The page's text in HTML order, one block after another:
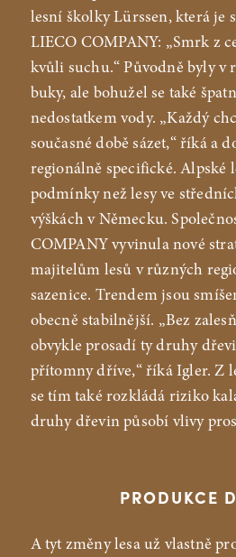
lesní školky Lürssen, která je
LIECO COMPANY: „Smrk z
kvůli suchu.“ Původně byly v
buky, ale bohužel se také
nedostatkem vody. „Každý
současné době sázet,“ říká a
regionálně specifické. Alpské
podmínky než lesy ve
výškách v Německu.
COMPANY vyvinula nové
majitelům lesů v různých
sazenice. Trendem jsou
obecně stabilnější. „Bez
obvykle prosadí ty druhy
přítomny dříve,“ říká Igler. Z
se tím také rozkládá riziko
druhy dřevin působí vlivy
PRODUKCE
A tyt změny lesa už vlastně